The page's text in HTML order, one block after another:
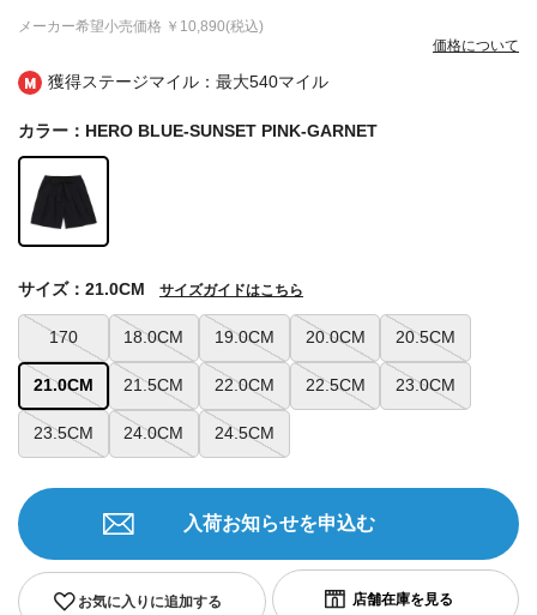
獲得ステージマイル：最大540マイル
メーカー希望小売価格 ￥10,890(税込)
価格について
カラー：HERO BLUE-SUNSET PINK-GARNET
170 18.0CM 19.0CM 20.0CM 20.5CM
21.0CM 21.5CM 22.0CM 22.5CM 23.0CM
23.5CM 24.0CM 24.5CM
サイズ：21.0CM サイズガイドはこちら
お気に入りに追加する
入荷お知らせを申込む